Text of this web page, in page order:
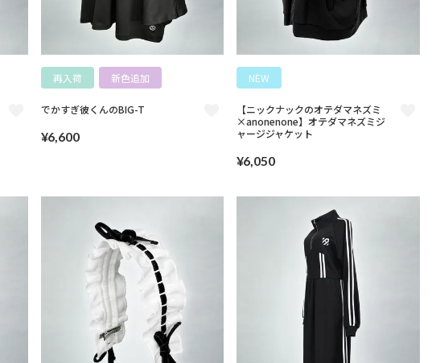
でかすぎ彼くんのBIG-T
再入荷 新色追加
¥6,600
【ニックナックのオテダマネズミ
×anonenone】オテダマネズミジ
ャージジャケット
NEW
¥6,050